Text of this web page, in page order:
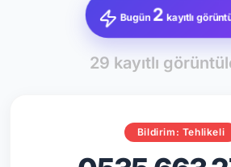
Bugün 2 kayıtlı
29 kayıtlı
Bildirim: Tehlikeli